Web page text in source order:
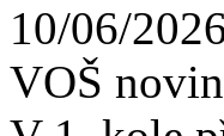
10/06/
VOŠ